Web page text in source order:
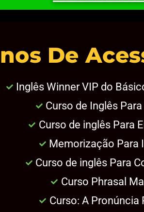
De
Inglês Winner VIP do
Curso de Inglês
Curso de inglês Para
Memorização Para
Curso de inglês Para
Curso Phrasal
Curso: A Pronúncia